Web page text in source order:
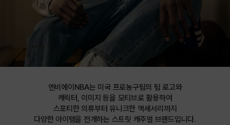
엔비에이NBA는 미국 프로농구팀의 팀 로고와
캐릭터, 이미지 등을 모티브로 활용하여
스포티한 의류부터 유니크한 액세서리까지
다양한 아이템을 전개하는 스트릿 캐주얼 브랜드입니다.